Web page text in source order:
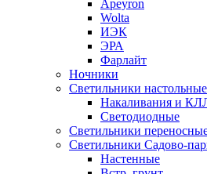
Apeyron
Wolta
ИЭК
ЭРА
Фарлайт
Ночники
Светильники настольные
Накаливания и
Светодиодные
Светильники
Светильники Садово-
Настенные